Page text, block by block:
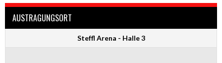
AUSTRAGUNGSORT
Steffl Arena - Halle 3